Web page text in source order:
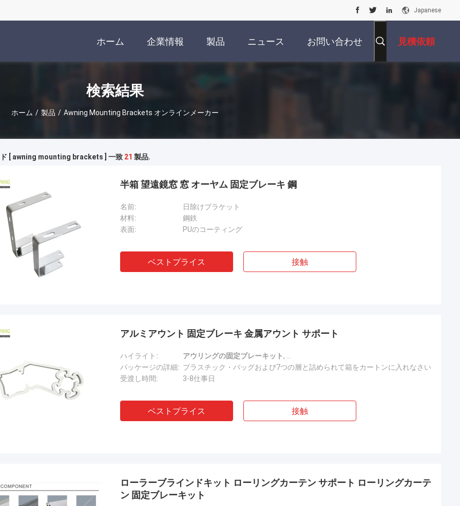
Japanese
ホーム 企業情報 製品 ニュース お問い合わせ 見積依頼
検索結果
ホーム / 製品 / Awning Mounting Brackets オンラインメーカー
[ awning mounting brackets ] 一致 21 製品.
半箱 望遠鏡窓 窓 オーヤム 固定ブレーキ 鋼
名前:
日除けブラケット
材料:
鋼鉄
表面:
PUのコーティング
ベストプライス 接触
アルミアウント 固定ブレーキ 金属アウント サポート
ハイライト: アウリングの固定ブレーキット ,
パッケージの詳細: プラスチック・バッグおよび7つの層と詰められて箱をカートンに入れなさい
受渡し時間:
3-8仕事日
ベストプライス 接触
ローラーブラインドキット ローリングカーテン サポート ローリングカーテ
ン 固定ブレーキット